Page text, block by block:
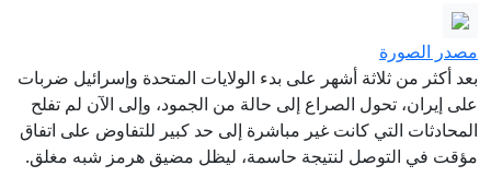
بعد أزمة ضياء العوضي.. مصر تلغي فعالية
طبية للأسترالية باربرا أونيل
حرب اليمن.. إلى أين يتجه التصعيد بين
الحوثيين والسعودية؟
مصدر الصورة
بعد أكثر من ثلاثة أشهر على بدء الولايات المتحدة وإسرائيل ضربات
على إيران، تحول الصراع إلى حالة من الجمود، وإلى الآن لم تفلح
المحادثات التي كانت غير مباشرة إلى حد كبير للتفاوض على اتفاق
مؤقت في التوصل لنتيجة حاسمة، ليظل مضيق هرمز شبه مغلق.